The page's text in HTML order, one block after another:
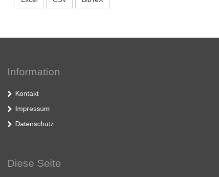
Information
Kontakt
Impressum
Datenschutz
Diese Seite